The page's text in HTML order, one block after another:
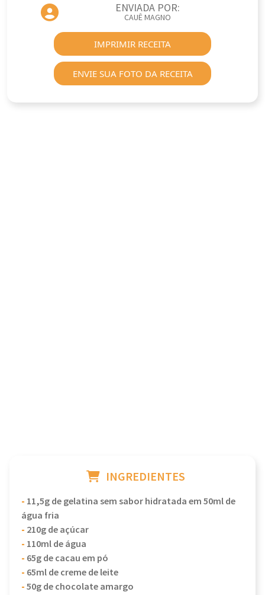
ENVIADA POR:
CAUÊ MAGNO
IMPRIMIR RECEITA
ENVIE SUA FOTO DA RECEITA
INGREDIENTES
- 11,5g de gelatina sem sabor hidratada em 50ml de
água fria
- 210g de açúcar
- 110ml de água
- 65g de cacau em pó
- 65ml de creme de leite
-50g de chocolate amargo